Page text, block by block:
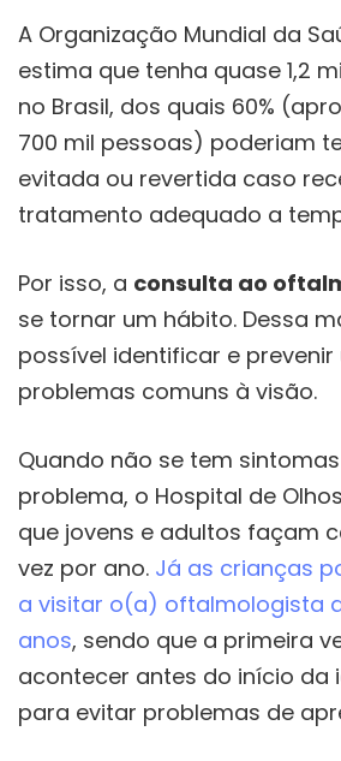
A Organização Mundial da
estima que tenha quase 1,2
no Brasil, dos quais 60%
700 mil pessoas) poderiam
evitada ou revertida caso
tratamento adequado a
Por isso, a consulta ao
se tornar um hábito. Dessa
possível identificar e
problemas comuns à visão.
Quando não se tem
problema, o Hospital de
que jovens e adultos façam
vez por ano. Já as crianças
a visitar o(a) oftalmologista
anos, sendo que a primeira
acontecer antes do início da
para evitar problemas de